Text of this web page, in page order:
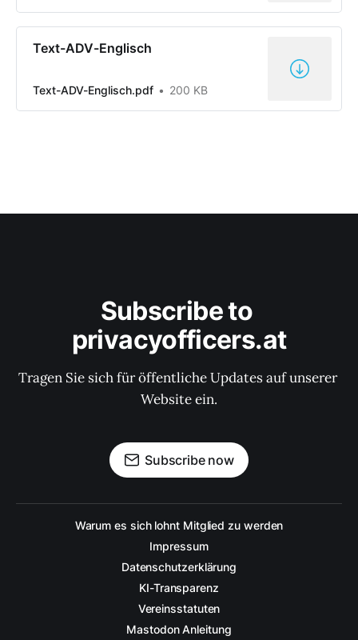
Text-ADV-Englisch
Text-ADV-Englisch.pdf 200 KB
Subscribe to
privacyofficers.at
Tragen Sie sich für öffentliche Updates auf unserer
Website ein.
Subscribe now
Warum es sich lohnt Mitglied zu werden
Impressum
Datenschutzerklärung
KI-Transparenz
Vereinsstatuten
Mastodon Anleitung